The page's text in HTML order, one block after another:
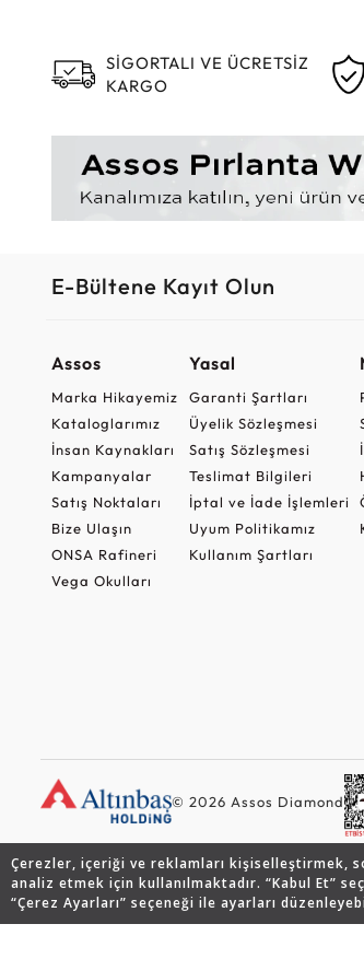
Çerezler, içeriği ve reklamları kişiselleştirmek,
analiz etmek için kullanılmaktadır. “Kabul Et”
“Çerez Ayarları” seçeneği ile ayarları
SİGORTALI VE ÜCRETSİZ
KARGO
E-Bültene Kayıt Olun
Assos
Marka Hikayemiz
Kataloglarımız
İnsan Kaynakları
Kampanyalar
Satış Noktaları
Bize Ulaşın
ONSA Rafineri
Vega Okulları
Yasal
Garanti Şartları
Üyelik Sözleşmesi
Satış Sözleşmesi
Teslimat Bilgileri
İptal ve İade İşlemleri
Uyum Politikamız
Kullanım Şartları
© 2026 Assos Diamond